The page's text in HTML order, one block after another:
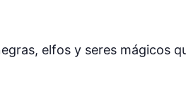
elfos y seres mágicos